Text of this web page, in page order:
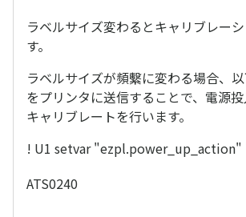
ラベルサイズ変わるとキャリブレー
す。
ラベルサイズが頻繫に変わる場合、
をプリンタに送信することで、電源
キャリブレートを行います。
! U1 setvar
ATS0240